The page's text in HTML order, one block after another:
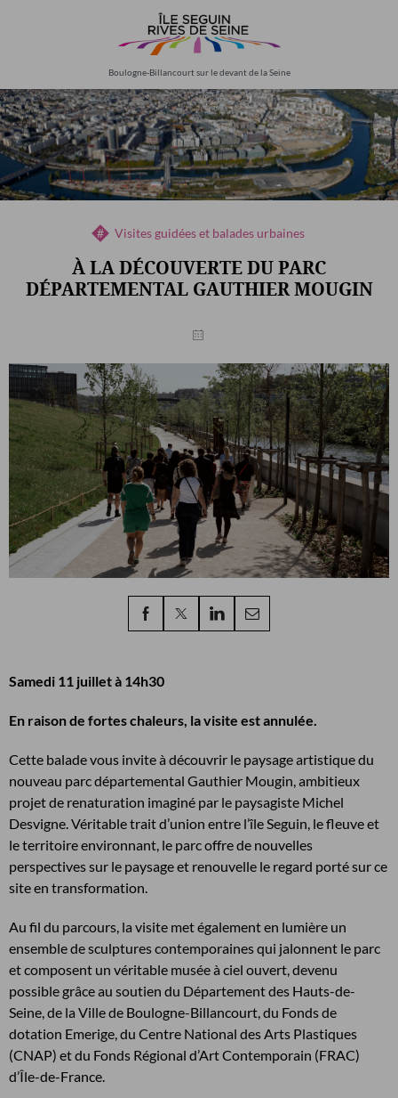
Boulogne-Billancourt sur le devant de la Seine
Visites guidées et balades urbaines
À LA DÉCOUVERTE DU PARC
DÉPARTEMENTAL GAUTHIER MOUGIN
Samedi 11 juillet à 14h30
En raison de fortes chaleurs, la visite est annulée.
Cette balade vous invite à découvrir le paysage artistique du
nouveau parc départemental Gauthier Mougin, ambitieux
projet de renaturation imaginé par le paysagiste Michel
Desvigne. Véritable trait d’union entre l’île Seguin, le fleuve et
le territoire environnant, le parc offre de nouvelles
perspectives sur le paysage et renouvelle le regard porté sur ce
site en transformation.
Au fil du parcours, la visite met également en lumière un
ensemble de sculptures contemporaines qui jalonnent le parc
et composent un véritable musée à ciel ouvert, devenu
possible grâce au soutien du Département des Hauts-de-
Seine, de la Ville de Boulogne-Billancourt, du Fonds de
dotation Emerige, du Centre National des Arts Plastiques
(CNAP) et du Fonds Régional d’Art Contemporain (FRAC)
d’Île-de-France.